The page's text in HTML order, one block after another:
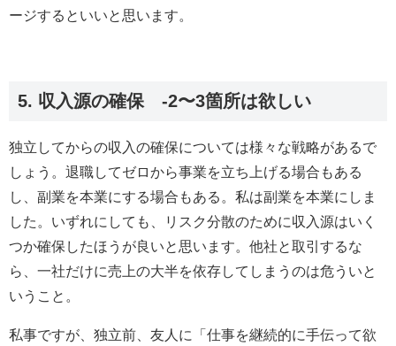
ージするといいと思います。
5. 収入源の確保 -2〜3箇所は欲しい
独立してからの収入の確保については様々な戦略があるで
しょう。退職してゼロから事業を立ち上げる場合もある
し、副業を本業にする場合もある。私は副業を本業にしま
した。いずれにしても、リスク分散のために収入源はいく
つか確保したほうが良いと思います。他社と取引するな
ら、一社だけに売上の大半を依存してしまうのは危ういと
いうこと。
私事ですが、独立前、友人に「仕事を継続的に手伝って欲